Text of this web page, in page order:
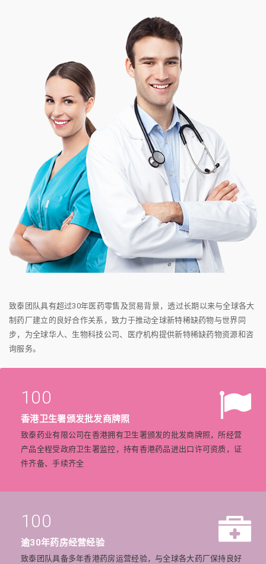
致泰团队具有超过30年医药零售及贸易背景，透过长期以来与全球各大
制药厂建立的良好合作关系，致力于推动全球新特稀缺药物与世界同
步，为全球华人、生物科技公司、医疗机构提供新特稀缺药物资源和咨
询服务。
100
香港卫生署颁发批发商牌照
致泰药业有限公司在香港拥有卫生署颁发的批发商牌照，所经营
产品全程受政府卫生署监控，持有香港药品进出口许可资质，证
件齐备、手续齐全
100
逾30年药房经营经验
致泰团队具备多年香港药房运营经验，与全球各大药厂保持良好